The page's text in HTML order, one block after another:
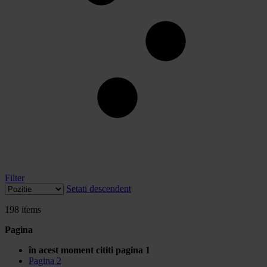
Filter
Setati descendent
198 items
Pagina
în acest moment cititi pagina 1
Pagina 2